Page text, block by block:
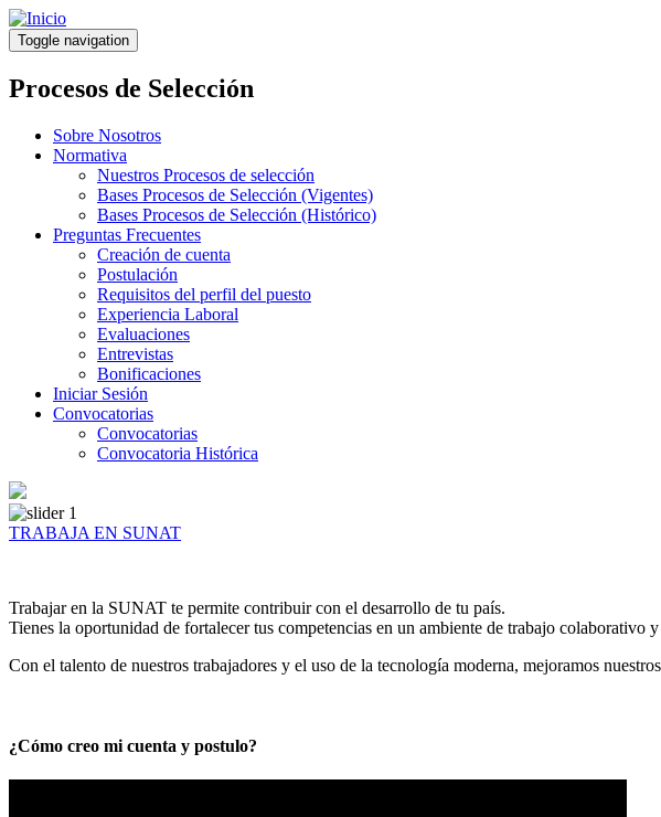
Pasar
al
contenido
principal
Toggle navigation
Procesos de Selección
Sobre Nosotros
Normativa
Nuestros Procesos de selección
Bases Procesos de Selección (Vigentes)
Bases Procesos de Selección (Histórico)
Preguntas Frecuentes
Creación de cuenta
Postulación
Requisitos del perfil del puesto
Experiencia Laboral
Evaluaciones
Entrevistas
Bonificaciones
Iniciar Sesión
Convocatorias
Convocatorias
Convocatoria Histórica
TRABAJA EN SUNAT
Trabajar en la SUNAT te permite contribuir con el desarrollo de tu país.
Tienes la oportunidad de fortalecer tus competencias en un ambiente de trabajo colaborativo y
Con el talento de nuestros trabajadores y el uso de la tecnología moderna, mejoramos
¿Cómo creo mi cuenta y postulo?